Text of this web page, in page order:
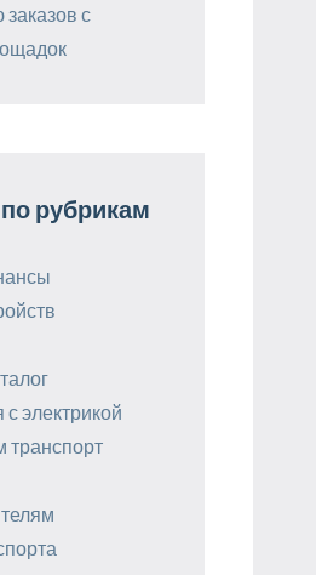
с
рубрикам
электрикой
транспорт